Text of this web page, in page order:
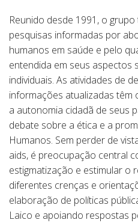
Reunido desde 1991, o
pesquisas informadas por
humanos em saúde e pelo
entendida em seus aspectos
individuais. As atividades de
informações atualizadas
a autonomia cidadã de seus
debate sobre a ética e a
Humanos. Sem perder de
aids, é preocupação central
estigmatização e estimular o
diferentes crenças e
elaboração de políticas
Laico e apoiando respostas